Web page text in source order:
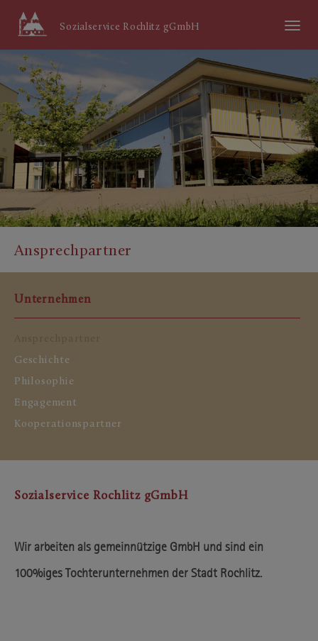
Menü
ein/aus
Sozialservice Rochlitz gGmbH
Ansprechpartner
Unternehmen
Geschichte
Philosophie
Engagement
Kooperationspartner
Sozialservice Rochlitz gGmbH
Wir arbeiten als gemeinnützige GmbH und sind ein
100%iges Tochterunternehmen der Stadt Rochlitz.